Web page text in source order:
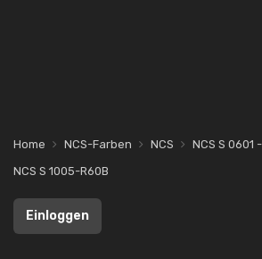
Home NCS-Farben NCS
NCS S 0601
NCS S 1005-R60B
Einloggen